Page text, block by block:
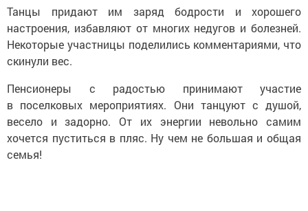
Танцы придают им заряд бодрости и хорошего
настроения, избавляют от многих недугов и болезней.
Некоторые участницы поделились комментариями, что
скинули вес.
Пенсионеры с радостью принимают участие
в поселковых мероприятиях. Они танцуют с душой,
весело и задорно. От их энергии невольно самим
хочется пуститься в пляс. Ну чем не большая и общая
семья!